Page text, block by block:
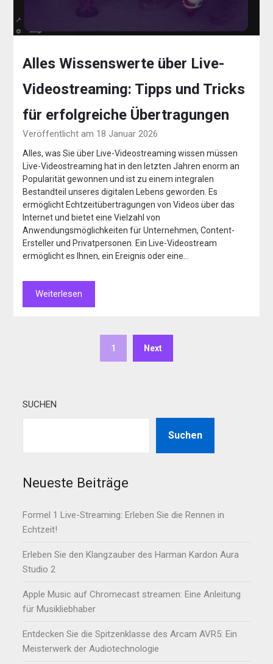
Alles Wissenswerte über Live-
Videostreaming: Tipps und Tricks
für erfolgreiche Übertragungen
Veröffentlicht am 18 Januar 2026
Alles, was Sie über Live-Videostreaming wissen müssen
Live-Videostreaming hat in den letzten Jahren enorm an
Popularität gewonnen und ist zu einem integralen
Bestandteil unseres digitalen Lebens geworden. Es
ermöglicht Echtzeitübertragungen von Videos über das
Internet und bietet eine Vielzahl von
Anwendungsmöglichkeiten für Unternehmen, Content-
Ersteller und Privatpersonen. Ein Live-Videostream
ermöglicht es Ihnen, ein Ereignis oder eine…
Weiterlesen
1 Next
SUCHEN
Suchen
Neueste Beiträge
Formel 1 Live-Streaming: Erleben Sie die Rennen in
Echtzeit!
Erleben Sie den Klangzauber des Harman Kardon Aura
Studio 2
Apple Music auf Chromecast streamen: Eine Anleitung
für Musikliebhaber
Entdecken Sie die Spitzenklasse des Arcam AVR5: Ein
Meisterwerk der Audiotechnologie